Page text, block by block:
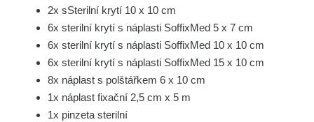
2x sSterilní krytí 10 x 10 cm
6x sterilní krytí s náplasti SoffixMed 5 x 7 cm
6x sterilní krytí s náplasti SoffixMed 10 x 10 cm
6x sterilní krytí s náplasti SoffixMed 15 x 10 cm
8x náplast s polštářkem 6 x 10 cm
1x náplast fixační 2,5 cm x 5 m
1x pinzeta sterilní